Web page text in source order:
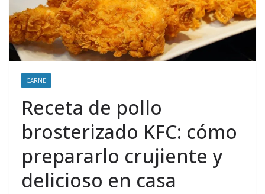
CARNE
Receta de pollo
brosterizado KFC: cómo
prepararlo crujiente y
delicioso en casa